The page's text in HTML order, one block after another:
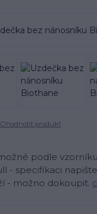
Ohodnotit produkt
podle
- specifikaci
- možno dokoupit.